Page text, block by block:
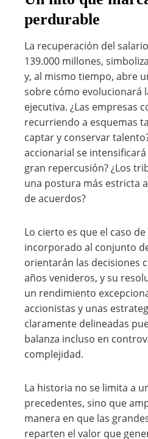
perdurable
La recuperación del
139.000 millones,
y, al mismo tiempo, abre
sobre cómo evolucionará
ejecutiva. ¿Las empresas
recurriendo a esquemas
captar y conservar
accionarial se
gran repercusión? ¿Los
una postura más estricta
de acuerdos?
Lo cierto es que el caso
incorporado al conjunto
orientarán las decisiones
años venideros, y su
un rendimiento
accionistas y unas
claramente delineadas
balanza incluso en
complejidad.
La historia no se limita a
precedentes, sino que
manera en que las
reparten el valor que